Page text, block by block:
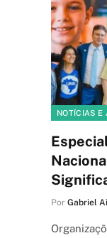
NOTÍCIAS E
Por Gabriel